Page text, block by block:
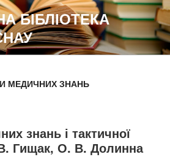
БІБЛІОТЕКА
МЕДИЧНИХ ЗНАНЬ
знань і тактичної
Гищак, О. В. Долинна